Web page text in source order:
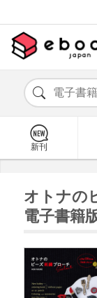
新刊
オトナの
電子書籍